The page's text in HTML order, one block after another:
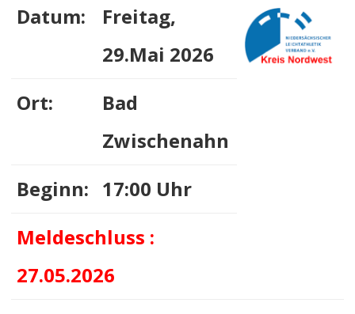
Datum:
Freitag,
29.Mai 2026
Ort:
Bad
Zwischenahn
Beginn: 17:00 Uhr
Meldeschluss :
27.05.2026